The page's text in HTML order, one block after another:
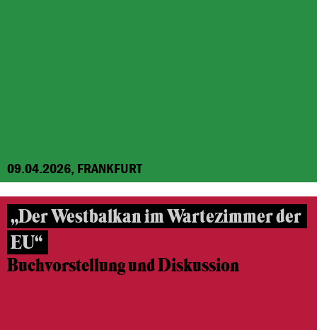
09.04.2026, FRANKFURT
„Der Westbalkan im Wartezimmer der
EU“
Buchvorstellung und Diskussion